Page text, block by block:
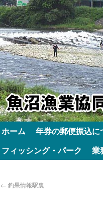
ホーム 年券の郵便振込に
フィッシング・パーク
業
← 釣果情報駅裏